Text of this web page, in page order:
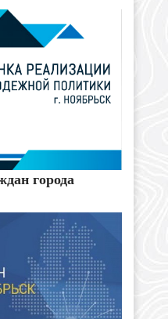
города